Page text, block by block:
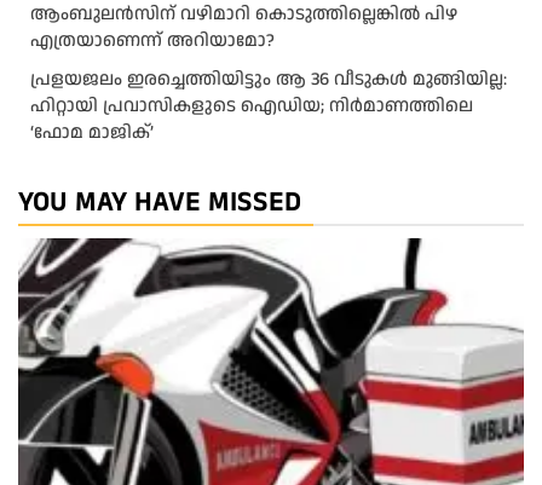
ആംബുലന്‍സിന് വഴിമാറി കൊടുത്തില്ലെങ്കില്‍ പിഴ
എത്രയാണെന്ന് അറിയാമോ?
പ്രളയജലം ഇരച്ചെത്തിയിട്ടും ആ 36 വീടുകൾ മുങ്ങിയില്ല:
ഹിറ്റായി പ്രവാസികളുടെ ഐഡിയ; നിർമാണത്തിലെ
‘ഫോമ മാജിക്’
YOU MAY HAVE MISSED